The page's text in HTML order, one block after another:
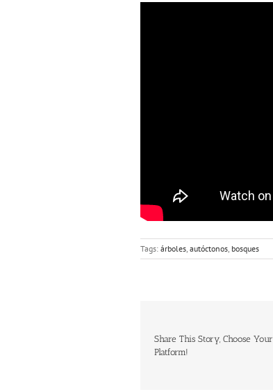
Tags: árboles autóctonos bosques
Share This Story, Choose Your
Platform!